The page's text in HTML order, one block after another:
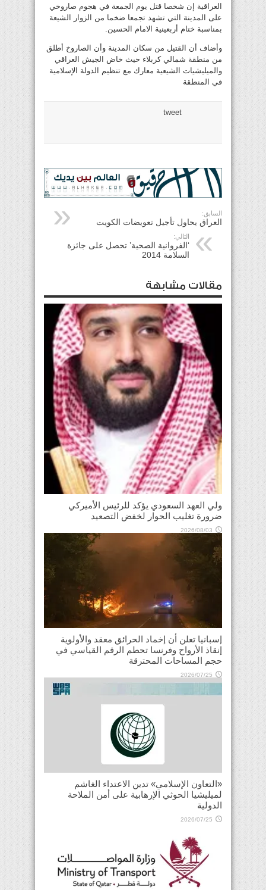
العراقية إن شخصا قتل يوم الجمعة في هجوم صاروخي
على المدينة التي تشهد تجمعا ضخما من الزوار الشيعة
بمناسبة ختام أربعينية الامام الحسين.
وأضاف أن القتيل من سكان المدينة وأن الصاروخ أطلق
من منطقة شمالي كربلاء حيث خاض الجيش العراقي
والميليشيات الشيعية معارك مع تنظيم الدولة الإسلامية
في المنطقة
tweet
السابق:
العراق يحاول تأجيل تعويضات الكويت
التالي:
‘الفروانية الصحية’ تحصل على جائزة
السلامة 2014
مقالات مشابهة
ولي العهد السعودي يؤكد للرئيس الأميركي
ضرورة تغليب الحوار لخفض التصعيد
2026/08/03
إسبانيا تعلن أن إخماد الحرائق معقد والأولوية
إنقاذ الأرواح وفرنسا تحطم الرقم القياسي في
حجم المساحات المحترقة
2026/07/25
«التعاون الإسلامي» تدين الاعتداء الغاشم
لميليشيا الحوثي الإرهابية على أمن الملاحة
الدولية
2026/07/25